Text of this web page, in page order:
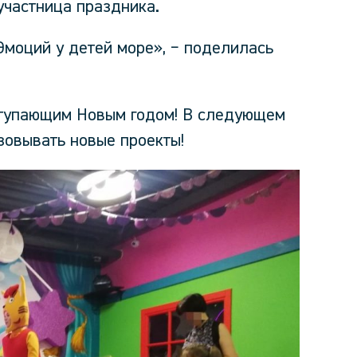
праздника.
у детей море», − поделилась
Новым годом! В следующем
новые проекты!